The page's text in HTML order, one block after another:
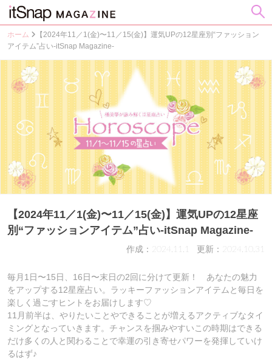
ホーム
【2024年11／1(金)〜11／15(金)】運気UPの12星座別“ファッション
アイテム”占い-itSnap Magazine-
【2024年11／1(金)〜11／15(金)】運気UPの12星座
別“ファッションアイテム”占い-itSnap Magazine-
作成：2024.11.1 更新：2024.10.31
毎月1日〜15日、16日〜末日の2回に分けて更新！ あなたの魅力
をアップする12星座占い。ラッキーファッションアイテムと毎日を
楽しく過ごすヒントをお届けします♡
11月前半は、やりたいことやできることが増えるアクティブなタイ
ミングとなっていきます。チャンスを掴みやすいこの時期はできる
だけ多くの人と関わることで幸運の引き寄せパワーを発揮していけ
るはず♪